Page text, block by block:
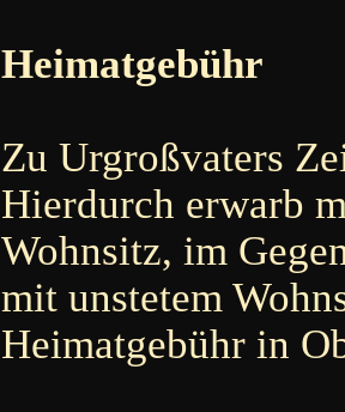
Heimatgebühr
Zu Urgroßvaters
Hierdurch erwarb
Wohnsitz, im
mit unstetem
Heimatgebühr in